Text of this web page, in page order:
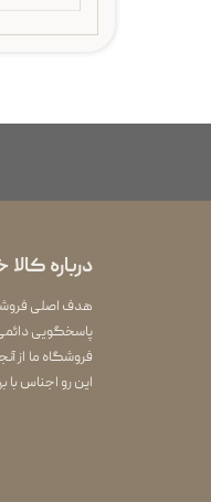
درباره کالا
هدف اصلی
پاسخگویی
این رو اجناس